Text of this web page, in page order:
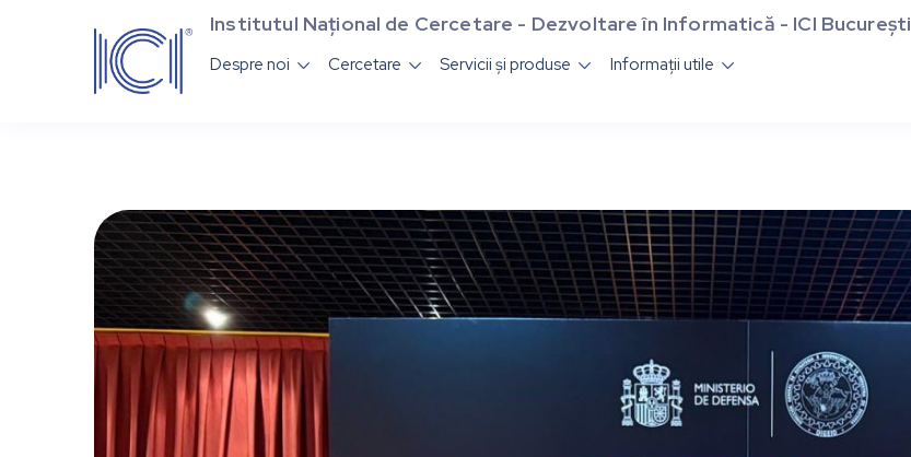
Institutul Național de Cercetare - Dezvoltare în Informatică - ICI București
Despre noi  Cercetare  Servicii și produse  Informații utile 